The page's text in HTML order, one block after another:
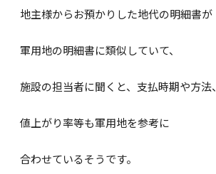
地主様からお預かりした地代の明細書が
軍用地の明細書に類似していて、
施設の担当者に聞くと、支払時期や方法、
値上がり率等も軍用地を参考に
合わせているそうです。